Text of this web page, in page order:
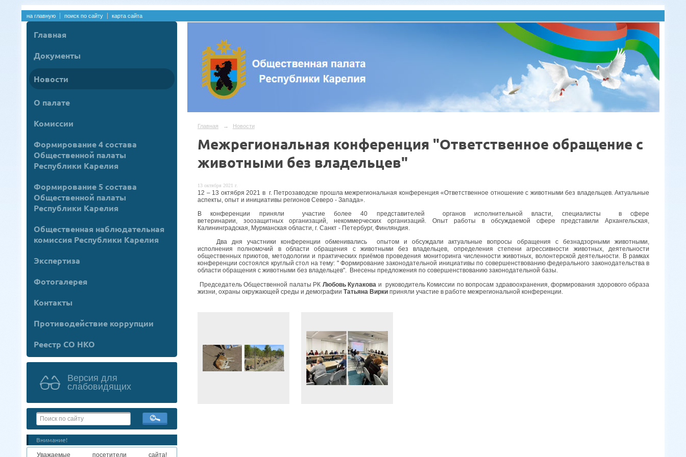
на главную поиск по сайту карта сайта
Главная
Документы
Новости
О палате
Комиссии
Формирование 4 состава
Общественной палаты
Республики Карелия
Формирование 5 состава
Общественной палаты
Республики Карелия
Общественная наблюдательная
комиссия Республики Карелия
Экспертиза
Фотогалерея
Контакты
Противодействие коррупции
Реестр СО НКО
Версия для
слабовидящих
Внимание!
Уважаемые посетители сайта!
Главная → Новости
Межрегиональная конференция "Ответственное обращение с
животными без владельцев"
13 октября 2021 г.
12 – 13 октября 2021 в г. Петрозаводске прошла межрегиональная конференция «Ответственное отношение с животными без владельцев. Актуальные
аспекты, опыт и инициативы регионов Северо - Запада».
В конференции приняли участие более 40 представителей органов исполнительной власти, специалисты в сфере
ветеринарии, зоозащитных организаций, некоммерческих организаций. Опыт работы в обсуждаемой сфере представили Архангельская,
Калининградская, Мурманская области, г. Санкт - Петербург, Финляндия.
Два дня участники конференции обменивались опытом и обсуждали актуальные вопросы обращения с безнадзорными животными,
исполнения полномочий в области обращения с животными без владельцев, определения степени агрессивности животных, деятельности
общественных приютов, методологии и практических приёмов проведения мониторинга численности животных, волонтерской деятельности. В рамках
конференции состоялся круглый стол на тему: " Формирование законодательной инициативы по совершенствованию федерального законодательства в
области обращения с животными без владельцев". Внесены предложения по совершенствованию законодательной базы.
Председатель Общественной палаты РК Любовь Кулакова и руководитель Комиссии по вопросам здравоохранения, формирования здорового образа
жизни, охраны окружающей среды и демографии Татьяна Вирки приняли участие в работе межрегиональной конференции.